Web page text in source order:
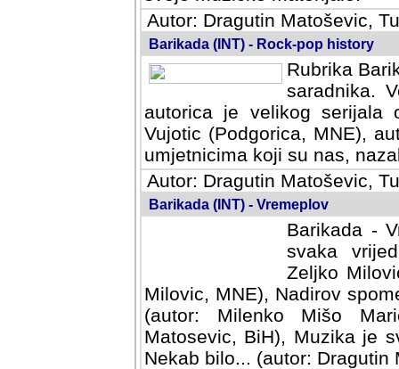
Autor: Dragutin Matoševic,
Barikada (INT) - Rock-pop history
Rubrika
saradnika.
autorica je velikog serijala
Vujotic (Podgorica, MNE),
umjetnicima koji su nas,
Autor: Dragutin Matoševic,
Barikada (INT) - Vremeplov
Barikada -
svaka
Milovic,
MNE), Nadirov spomenar
Milenko Mišo Maric, UK),
Muzika je svirala (autor:
(autor: Dragutin Matosevic,